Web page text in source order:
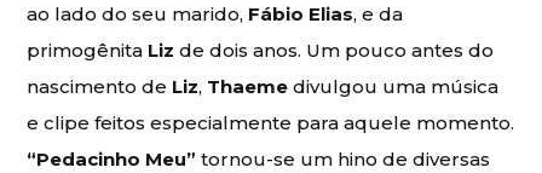
ao lado do seu marido, Fábio Elias, e da
primogênita Liz de dois anos. Um pouco antes do
nascimento de Liz, Thaeme divulgou uma música
e clipe feitos especialmente para aquele momento.
“Pedacinho Meu” tornou-se um hino de diversas